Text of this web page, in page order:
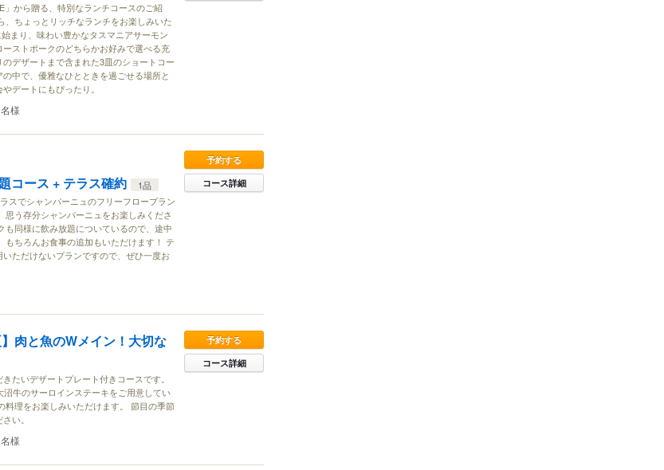
から贈る、特別なランチコースのご紹
ちょっとリッチなランチをお楽しみいた
まり、味わい豊かなタスマニアサーモン
ストポークのどちらかお好みで選べる充
デザートまで含まれた3皿のショートコー
中で、優雅なひとときを過ごせる場所と
デートにもぴったり。
様
コース + テラス確約
1品
スでシャンパーニュのフリーフロープラン
う存分シャンパーニュをお楽しみくださ
同様に飲み放題についているので、途中
ちろんお食事の追加もいただけます！ テ
ただけないプランですので、ぜひ一度お
予約する
コース詳細
肉と魚のWメイン！大切な
たいデザートプレート付きコースです。
牛のサーロインステーキをご用意してい
料理をお楽しみいただけます。 節目の季節
い。
予約する
コース詳細
様